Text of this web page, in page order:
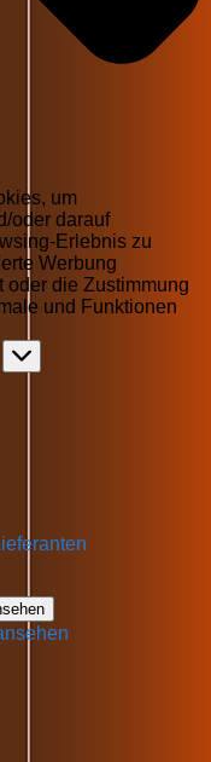
um
oder darauf
Erlebnis zu
Werbung
oder die Zustimmung
und Funktionen